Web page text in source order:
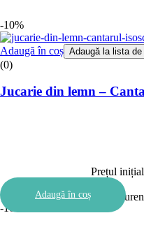
-10%
Adaugă în coș Adaugă la lista de
(0)
Jucarie din lemn –
Prețul
Prețul
Adaugă în coș
-10%